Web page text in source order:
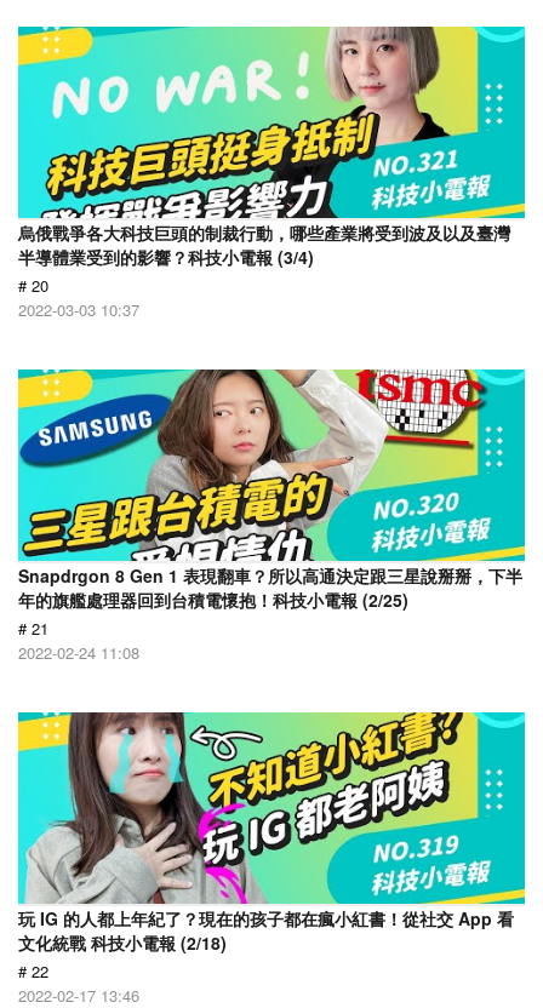
烏俄戰爭各大科技巨頭的制裁行動，哪些產業將受到波及以及臺灣
半導體業受到的影響？科技小電報 (3/4)
# 20
2022-03-03 10:37
Snapdrgon 8 Gen 1 表現翻車？所以高通決定跟三星說掰掰，下半
年的旗艦處理器回到台積電懷抱！科技小電報 (2/25)
# 21
2022-02-24 11:08
玩 IG 的人都上年紀了？現在的孩子都在瘋小紅書！從社交 App 看
文化統戰 科技小電報 (2/18)
# 22
2022-02-17 13:46